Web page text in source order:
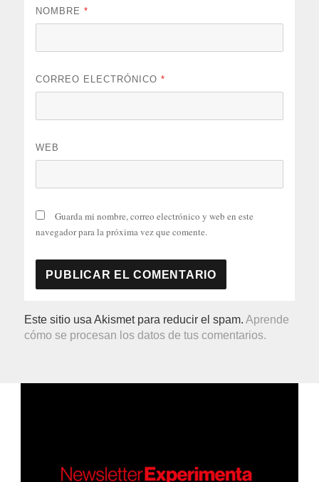
NOMBRE*
CORREO ELECTRÓNICO*
WEB
Guarda mi nombre, correo electrónico y web en este
navegador para la próxima vez que comente.
Este sitio usa Akismet para reducir el spam.Aprende
cómo se procesan los datos de tus comentarios.